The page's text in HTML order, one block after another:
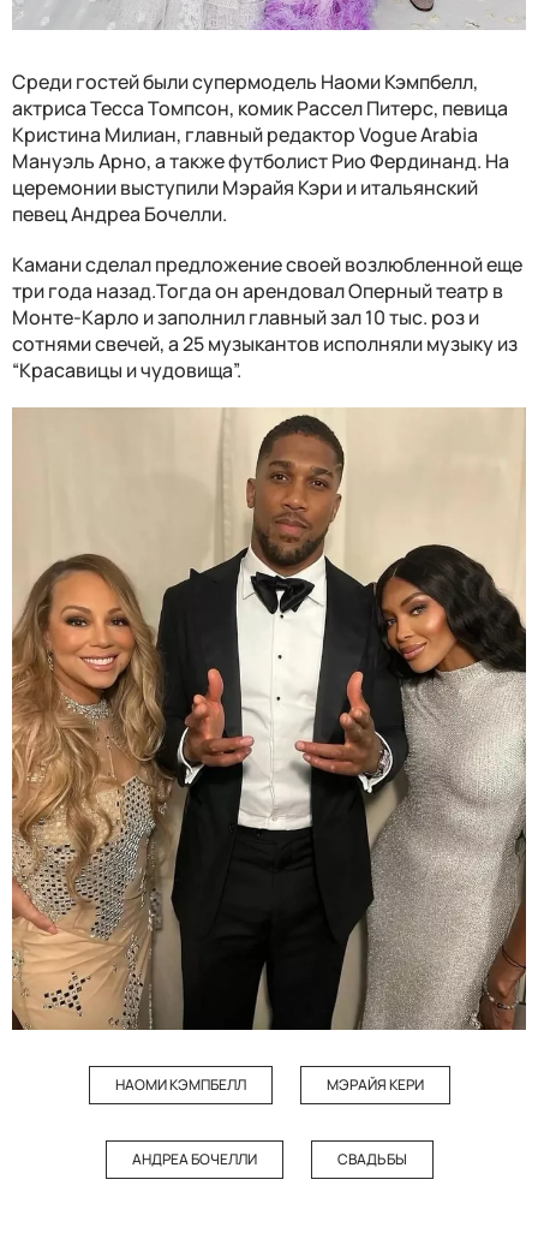
Среди гостей были супермодель Наоми Кэмпбелл,
актриса Тесса Томпсон, комик Рассел Питерс, певица
Кристина Милиан, главный редактор Vogue Arabia
Мануэль Арно, а также футболист Рио Фердинанд. На
церемонии выступили Мэрайя Кэри и итальянский
певец Андреа Бочелли.
Камани сделал предложение своей возлюбленной еще
три года назад.Тогда он арендовал Оперный театр в
Монте-Карло и заполнил главный зал 10 тыс. роз и
сотнями свечей, а 25 музыкантов исполняли музыку из
“Красавицы и чудовища”.
НАОМИ КЭМПБЕЛЛ МЭРАЙЯ КЕРИ
АНДРЕА БОЧЕЛЛИ СВАДЬБЫ